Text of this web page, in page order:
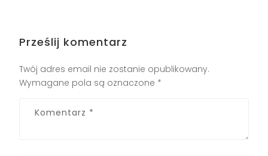
Prześlij komentarz
Twój adres email nie zostanie opublikowany.
Wymagane pola są oznaczone *